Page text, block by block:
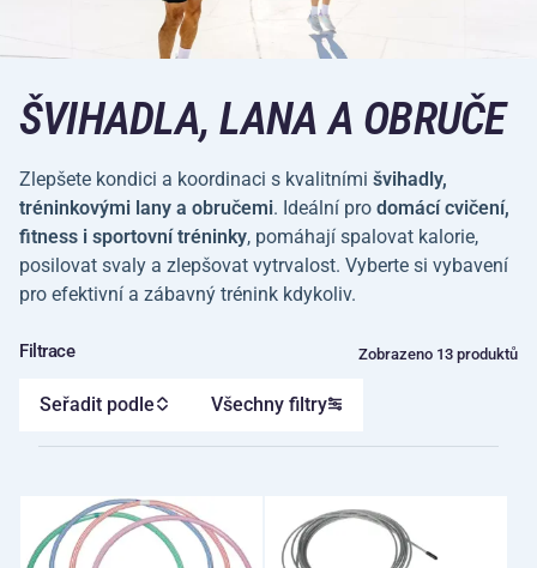
ŠVIHADLA, LANA A OBRUČE
Zlepšete kondici a koordinaci s kvalitními švihadly,
tréninkovými lany a obručemi. Ideální pro domácí cvičení,
fitness i sportovní tréninky, pomáhají spalovat kalorie,
posilovat svaly a zlepšovat vytrvalost. Vyberte si vybavení
pro efektivní a zábavný trénink kdykoliv.
Filtrace Zobrazeno 13 produktů
Všechny filtry
Seřadit podle